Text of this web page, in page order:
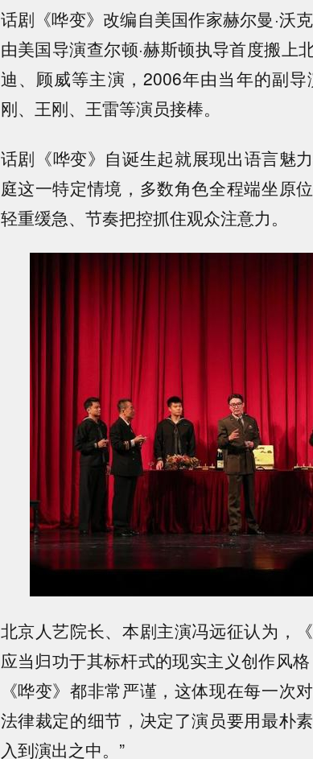
话剧《哗变》改编自美国作家赫尔曼·沃
由美国导演查尔顿·赫斯顿执导首度搬上
迪、顾威等主演，2006年由当年的副
刚、王刚、王雷等演员接棒。
话剧《哗变》自诞生起就展现出语言
庭这一特定情境，多数角色全程端坐原
轻重缓急、节奏把控抓住观众注意力。
北京人艺院长、本剧主演冯远征认为，
应当归功于其标杆式的现实主义创作风
《哗变》都非常严谨，这体现在每一次
法律裁定的细节，决定了演员要用最朴
入到演出之中。”